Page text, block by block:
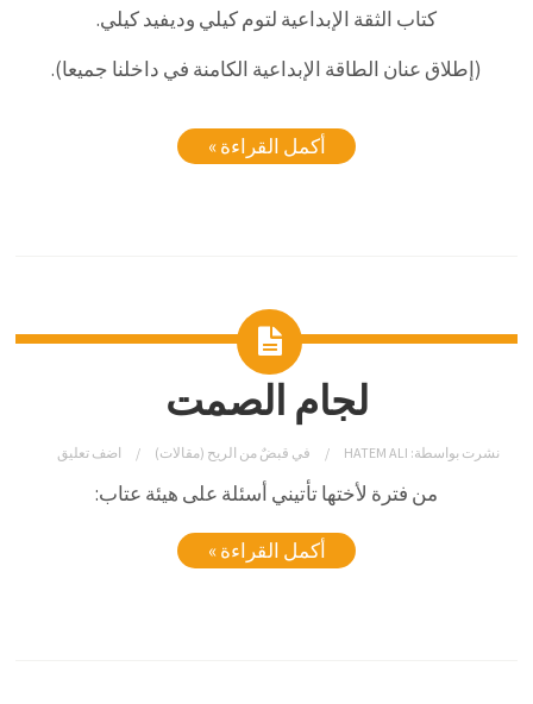
كتاب الثقة الإبداعية لتوم كيلي وديفيد كيلي.
(إطلاق عنان الطاقة الإبداعية الكامنة في داخلنا جميعا).
أكمل القراءة »
لجام الصمت
نشرت بواسطة: HATEM ALI في قبضٌ من الريح (مقالات) اضف تعليق
من فترة لأختها تأتيني أسئلة على هيئة عتاب:
أكمل القراءة »